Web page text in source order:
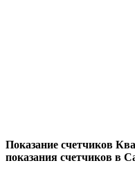
Показание счетчиков
показания счетчиков в